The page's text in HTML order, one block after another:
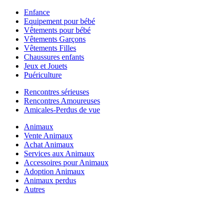
Enfance
Equipement pour bébé
Vêtements pour bébé
Vêtements Garçons
Vêtements Filles
Chaussures enfants
Jeux et Jouets
Puériculture
Rencontres sérieuses
Rencontres Amoureuses
Amicales-Perdus de vue
Animaux
Vente Animaux
Achat Animaux
Services aux Animaux
Accessoires pour Animaux
Adoption Animaux
Animaux perdus
Autres